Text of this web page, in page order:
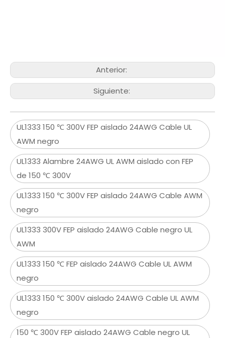
Anterior:
Siguiente:
UL1333 150 ℃ 300V FEP aislado 24AWG Cable UL
AWM negro
UL1333 Alambre 24AWG UL AWM aislado con FEP
de 150 ℃ 300V
UL1333 150 ℃ 300V FEP aislado 24AWG Cable AWM
negro
UL1333 300V FEP aislado 24AWG Cable negro UL
AWM
UL1333 150 ℃ FEP aislado 24AWG Cable UL AWM
negro
UL1333 150 ℃ 300V aislado 24AWG Cable UL AWM
negro
150 ℃ 300V FEP aislado 24AWG Cable negro UL